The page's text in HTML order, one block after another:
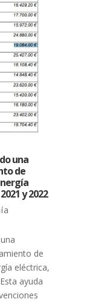
una
de
y 2022
de
eléctrica,
ayuda